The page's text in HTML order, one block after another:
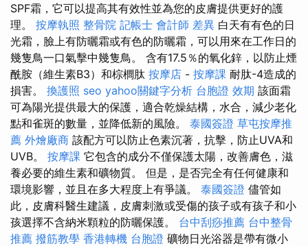
SPF霜，它可以提高其有效性並為您的皮膚提供更好的護
理。 按摩執照 整骨院 記帳士 會計師 差異 白天有有色的日
光霜，臉上有防曬霜或有色的防曬霜，可以用來在工作日的
幾隻鳥一口氣擊中幾隻鳥。 含有17.5％的氧化鋅，以防止煙
酰胺（維生素B3）和棕櫚肽 按摩店 - 按摩課 耐肽-4造成的
損害。 換護照 seo yahoo關鍵字分析 台胞證 效期 該面霜
可為陽光提供最大的保護，適合乾燥結構，水合，減少老化
點和雀斑的數量，並降低新的風險。 泰國簽證 草屯按摩推
薦 外燴廠商 該配方可以防止色素沉著，抗擊，防止UVA和
UVB。 按摩課 它包含的成分不僅保護太陽，改善膚色，滋
養必要的維生素和礦物質。 但是，是否完全有任何健康和
環境影響，並且在多大程度上有爭議。 泰國簽證 儘管如
此，皮膚科醫生建議，皮膚刺激或受傷的孩子或有孩子和小
孩選擇不含納米顆粒的防曬保護。 台中刮痧推薦 台中整骨
推薦 撥筋教學 香港轉機 台胞證 礦物日光浴器是帶有微小